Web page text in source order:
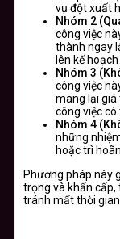
vụ đột xuất
Nhóm 2
công việc
thành ngay
lên kế
Nhóm 3
công việc
mang lại giá
công việc có
Nhóm 4
những
hoặc trì hoãn.
Phương pháp này
trọng và khẩn cấp,
tránh mất thời